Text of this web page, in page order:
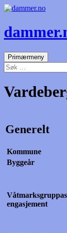
SøkPrimærmeny Gå
til
Søk
etter:
Generelt
Kommune
Byggeår
Våtmarksgruppas
engasjement